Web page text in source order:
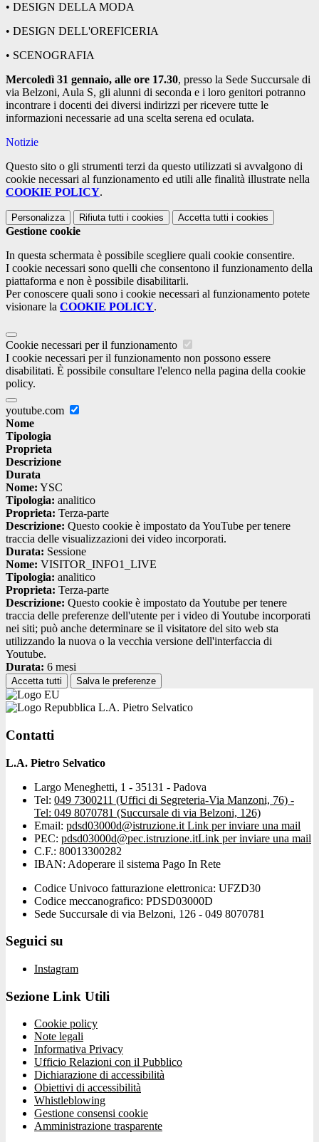
• DESIGN DELLA MODA
• DESIGN DELL'OREFICERIA
• SCENOGRAFIA
Mercoledì 31 gennaio, alle ore 17.30, presso la Sede Succursale di
via Belzoni, Aula S, gli alunni di seconda e i loro genitori potranno
incontrare i docenti dei diversi indirizzi per ricevere tutte le
informazioni necessarie ad una scelta serena ed oculata.
Notizie
Questo sito o gli strumenti terzi da questo utilizzati si avvalgono di
cookie necessari al funzionamento ed utili alle finalità illustrate nella
COOKIE POLICY.
Personalizza Rifiuta tutti i cookies Accetta tutti i cookies
Gestione cookie
In questa schermata è possibile scegliere quali cookie consentire.
I cookie necessari sono quelli che consentono il funzionamento della
piattaforma e non è possibile disabilitarli.
Per conoscere quali sono i cookie necessari al funzionamento potete
visionare la COOKIE POLICY.
Cookie necessari per il funzionamento
I cookie necessari per il funzionamento non possono essere
disabilitati. È possibile consultare l'elenco nella pagina della cookie
policy.
youtube.com
Nome
Tipologia
Proprieta
Descrizione
Durata
Nome: YSC
Tipologia: analitico
Proprieta: Terza-parte
Descrizione: Questo cookie è impostato da YouTube per tenere
traccia delle visualizzazioni dei video incorporati.
Durata: Sessione
Nome: VISITOR_INFO1_LIVE
Tipologia: analitico
Proprieta: Terza-parte
Descrizione: Questo cookie è impostato da Youtube per tenere
traccia delle preferenze dell'utente per i video di Youtube incorporati
nei siti; può anche determinare se il visitatore del sito web sta
utilizzando la nuova o la vecchia versione dell'interfaccia di
Youtube.
Durata: 6 mesi
Accetta tutti Salva le preferenze
L.A. Pietro Selvatico
Contatti
L.A. Pietro Selvatico
Largo Meneghetti, 1 - 35131 - Padova
Tel: 049 7300211 (Uffici di Segreteria-Via Manzoni, 76) -
Tel: 049 8070781 (Succursale di via Belzoni, 126)
Email: pdsd03000d@istruzione.it Link per inviare una mail
PEC: pdsd03000d@pec.istruzione.itLink per inviare una mail
C.F.: 80013300282
IBAN: Adoperare il sistema Pago In Rete
Codice Univoco fatturazione elettronica: UFZD30
Codice meccanografico: PDSD03000D
Sede Succursale di via Belzoni, 126 - 049 8070781
Seguici su
Instagram
Sezione Link Utili
Cookie policy
Note legali
Informativa Privacy
Ufficio Relazioni con il Pubblico
Dichiarazione di accessibilità
Obiettivi di accessibilità
Whistleblowing
Gestione consensi cookie
Amministrazione trasparente